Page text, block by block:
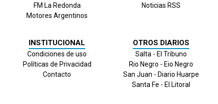
FM La Redonda
Motores Argentinos
Noticias RSS
INSTITUCIONAL
Condiciones de uso
Políticas de Privacidad
Contacto
OTROS DIARIOS
Salta - El Tribuno
Rio Negro - Eio Negro
San Juan - Diario Huarpe
Santa Fe - El Litoral